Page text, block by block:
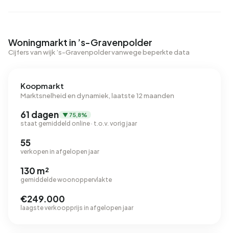
Woningmarkt in ’s-Gravenpolder
Cijfers van wijk ’s-Gravenpolder vanwege beperkte data
Koopmarkt
Marktsnelheid en dynamiek, laatste 12 maanden
61 dagen ▼ 75,8%
staat gemiddeld online · t.o.v. vorig jaar
55
verkopen in afgelopen jaar
130 m²
gemiddelde woonoppervlakte
€249.000
laagste verkoopprijs in afgelopen jaar